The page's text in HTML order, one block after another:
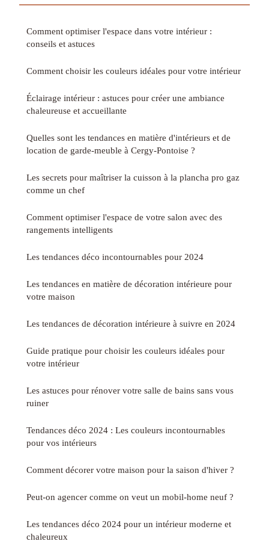
Comment optimiser l'espace dans votre intérieur :
conseils et astuces
Comment choisir les couleurs idéales pour votre intérieur
Éclairage intérieur : astuces pour créer une ambiance
chaleureuse et accueillante
Quelles sont les tendances en matière d'intérieurs et de
location de garde-meuble à Cergy-Pontoise ?
Les secrets pour maîtriser la cuisson à la plancha pro gaz
comme un chef
Comment optimiser l'espace de votre salon avec des
rangements intelligents
Les tendances déco incontournables pour 2024
Les tendances en matière de décoration intérieure pour
votre maison
Les tendances de décoration intérieure à suivre en 2024
Guide pratique pour choisir les couleurs idéales pour
votre intérieur
Les astuces pour rénover votre salle de bains sans vous
ruiner
Tendances déco 2024 : Les couleurs incontournables
pour vos intérieurs
Comment décorer votre maison pour la saison d'hiver ?
Peut-on agencer comme on veut un mobil-home neuf ?
Les tendances déco 2024 pour un intérieur moderne et
chaleureux